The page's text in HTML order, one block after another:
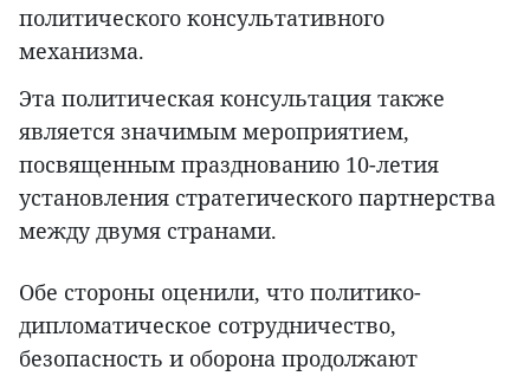
политического консультативного
механизма.
Эта политическая консультация также
является значимым мероприятием,
посвященным празднованию 10-летия
установления стратегического партнерства
между двумя странами.
Обе стороны оценили, что политико-
дипломатическое сотрудничество,
безопасность и оборона продолжают